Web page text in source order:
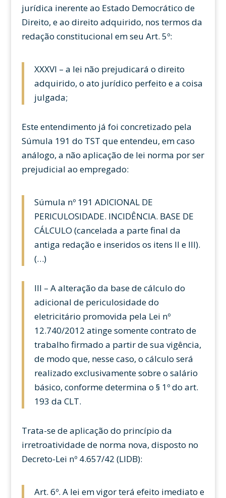
jurídica inerente ao Estado Democrático de
Direito, e ao direito adquirido, nos termos da
redação constitucional em seu Art. 5º:
XXXVI – a lei não prejudicará o direito
adquirido, o ato jurídico perfeito e a coisa
julgada;
Este entendimento já foi concretizado pela
Súmula 191 do TST que entendeu, em caso
análogo, a não aplicação de lei norma por ser
prejudicial ao empregado:
Súmula nº 191 ADICIONAL DE
PERICULOSIDADE. INCIDÊNCIA. BASE DE
CÁLCULO (cancelada a parte final da
antiga redação e inseridos os itens II e III).
(…)
III – A alteração da base de cálculo do
adicional de periculosidade do
eletricitário promovida pela Lei nº
12.740/2012 atinge somente contrato de
trabalho firmado a partir de sua vigência,
de modo que, nesse caso, o cálculo será
realizado exclusivamente sobre o salário
básico, conforme determina o § 1º do art.
193 da CLT.
Trata-se de aplicação do princípio da
irretroatividade de norma nova, disposto no
Decreto-Lei nº 4.657/42 (LIDB):
Art. 6º. A lei em vigor terá efeito imediato e